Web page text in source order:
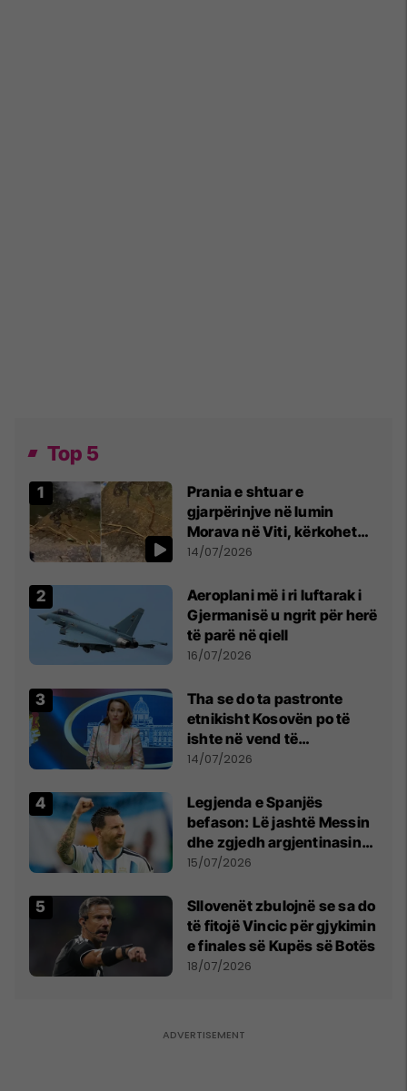
Top 5
Prania e shtuar e
gjarpërinjve në lumin
Morava në Viti, kërkohet
kujdes nga qytetarët
14/07/2026
Aeroplani më i ri luftarak i
Gjermanisë u ngrit për herë
të parë në qiell
16/07/2026
Tha se do ta pastronte
etnikisht Kosovën po të
ishte në vend të
Millosheviqit, Lëvizja e
kërkon shkarkimin e
menjëhershëm të
Snezhana Paunoviq
14/07/2026
Legjenda e Spanjës
befason: Lë jashtë Messin
dhe zgjedh argjentinasin
më të mirë në botë
15/07/2026
Sllovenët zbulojnë se sa do
të fitojë Vincic për gjykimin
e finales së Kupës së Botës
18/07/2026